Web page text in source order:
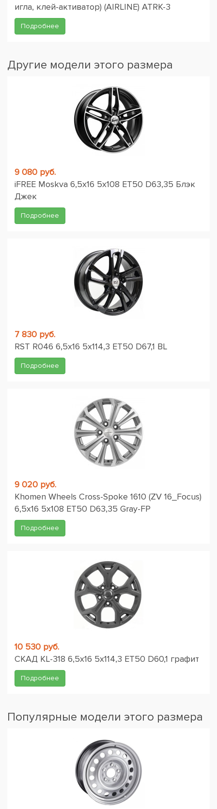
игла, клей-активатор) (AIRLINE) ATRK-3
Подробнее
Другие модели этого размера
9 080 руб.
iFREE Moskva 6,5x16 5x108 ET50 D63,35 Блэк
Джек
Подробнее
7 830 руб.
RST R046 6,5x16 5x114,3 ET50 D67,1 BL
Подробнее
9 020 руб.
Khomen Wheels Cross-Spoke 1610 (ZV 16_Focus)
6,5x16 5x108 ET50 D63,35 Gray-FP
Подробнее
10 530 руб.
СКАД KL-318 6,5x16 5x114,3 ET50 D60,1 графит
Подробнее
Популярные модели этого размера